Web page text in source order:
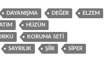
DAYANIŞMA DEĞER ELZEM
HÜZÜN
KORUMA SETI
SAYRILIK ŞIIR SIPER